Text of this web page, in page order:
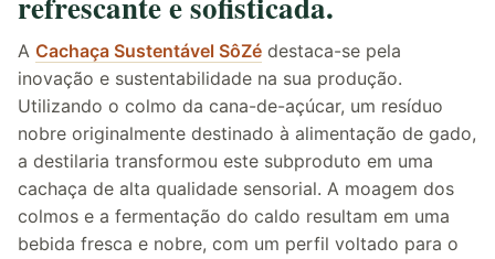
A Cachaça Sustentável SôZé destaca-se pela
inovação e sustentabilidade na sua produção.
Utilizando o colmo da cana-de-açúcar, um resíduo
nobre originalmente destinado à alimentação de gado,
a destilaria transformou este subproduto em uma
cachaça de alta qualidade sensorial. A moagem dos
colmos e a fermentação do caldo resultam em uma
bebida fresca e nobre, com um perfil voltado para o